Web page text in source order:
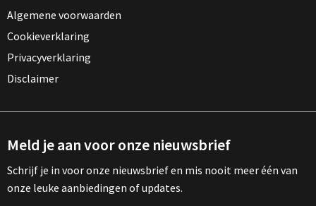
Algemene voorwaarden
Cookieverklaring
Privacyverklaring
Disclaimer
Meld je aan voor onze nieuwsbrief
Schrijf je in voor onze nieuwsbrief en mis nooit meer één van
onze leuke aanbiedingen of updates.